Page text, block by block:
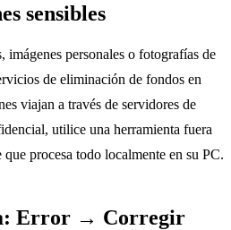
sensibles
imágenes personales o fotografías de
de eliminación de fondos en
viajan a través de servidores de
utilice una herramienta fuera
procesa todo localmente en su PC.
Error → Corregir